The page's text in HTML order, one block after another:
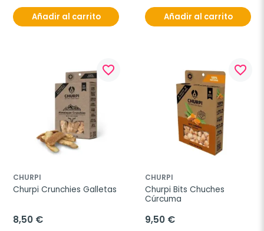
Añadir al carrito Añadir al carrito
favorite_border
CHURPI
Churpi Crunchies Galletas
8,50 €
favorite_border
CHURPI
Churpi Bits Chuches
Cúrcuma
9,50 €